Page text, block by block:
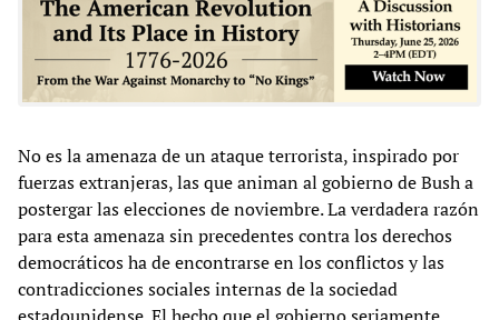
No es la amenaza de un ataque terrorista, inspirado por
fuerzas extranjeras, las que animan al gobierno de Bush a
postergar las elecciones de noviembre. La verdadera razón
para esta amenaza sin precedentes contra los derechos
democráticos ha de encontrarse en los conflictos y las
contradicciones sociales internas de la sociedad